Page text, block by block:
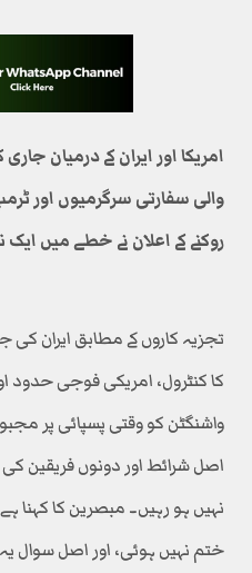
امریکا اور ایران کے درمیان
والی سفارتی سرگرمیوں اور
روکنے کے اعلان نے خطے میں
تجزیہ کاروں کے مطابق ایران کی
کا کنٹرول، امریکی فوجی حدود
واشنگٹن کو وقتی پسپائی پر
اصل شرائط اور دونوں فریقین
نہیں ہو رہیں۔ مبصرین کا
ختم نہیں ہوئی، اور اصل سوال